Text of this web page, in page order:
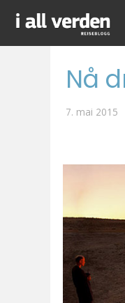
Nå
7. mai 2015